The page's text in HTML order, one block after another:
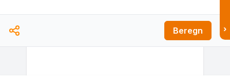
Beregn ›